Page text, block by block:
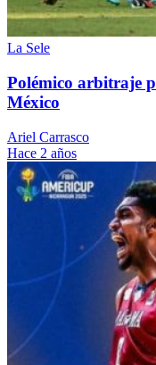
La Sele
Polémico arbitraje
México
Ariel Carrasco
Hace 2 años